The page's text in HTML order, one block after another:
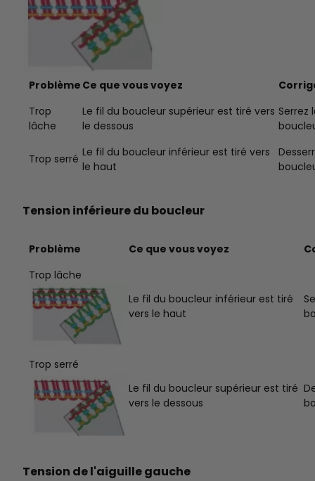
Problème Ce que vous voyez
Trop
lâche
Le fil du boucleur supérieur est tiré vers
le dessous
Serrez
Trop serré Le fil du boucleur inférieur est tiré vers
le haut
Tension inférieure du boucleur
Problème Ce que vous voyez
Trop lâche
Le fil du boucleur inférieur est tiré
vers le haut
Trop serré
Le fil du boucleur supérieur est tiré
vers le dessous
Tension de l'aiguille gauche